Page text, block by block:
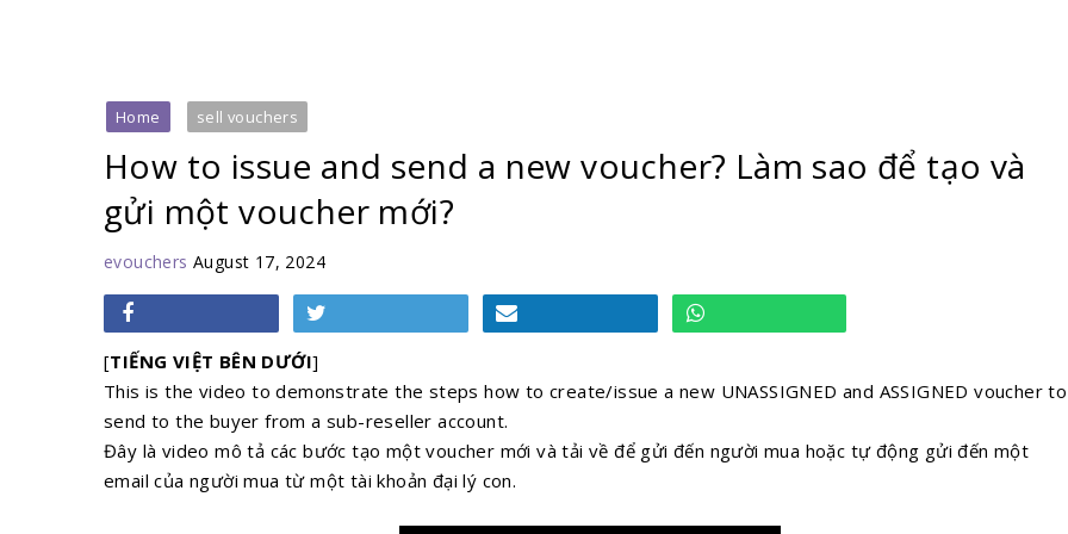
Home sell vouchers
How to issue and send a new voucher? Làm sao để tạo và
gửi một voucher mới?
evouchers August 17, 2024
[TIẾNG VIỆT BÊN DƯỚI]
This is the video to demonstrate the steps how to create/issue a new UNASSIGNED and ASSIGNED voucher to
send to the buyer from a sub-reseller account.
Đây là video mô tả các bước tạo một voucher mới và tải về để gửi đến người mua hoặc tự động gửi đến một
email của người mua từ một tài khoản đại lý con.